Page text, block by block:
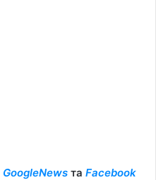
GoogleNews та Facebook